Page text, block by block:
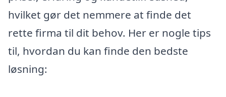
hvilket gør det nemmere at finde det
rette firma til dit behov. Her er nogle tips
til, hvordan du kan finde den bedste
løsning: